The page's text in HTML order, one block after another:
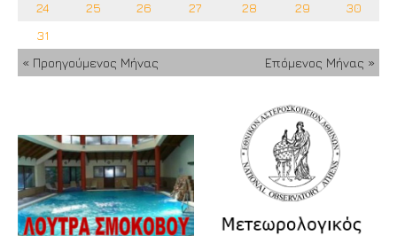
24 25 26 27 28 29
30
31
« Προηγούμενος Μήνας
Επόμενος Μήνας »